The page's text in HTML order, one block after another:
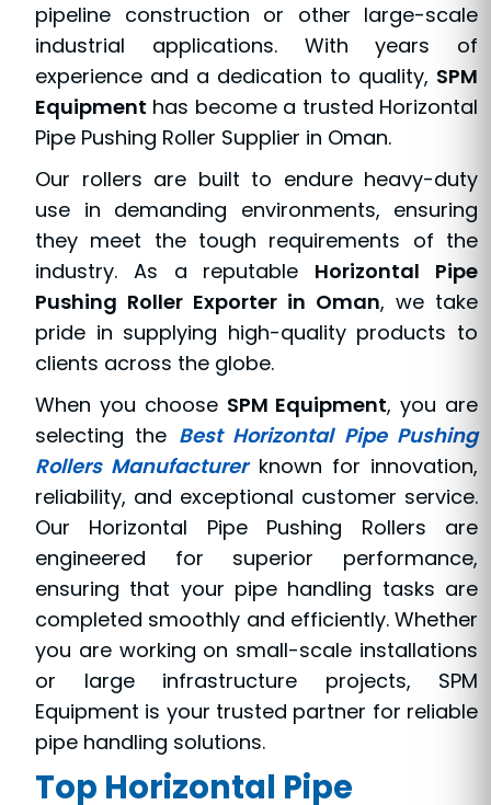
pipeline construction or other large-scale
industrial applications. With years of
experience and a dedication to quality, SPM
Equipment has become a trusted Horizontal
Pipe Pushing Roller Supplier in Oman.
Our rollers are built to endure heavy-duty
use in demanding environments, ensuring
they meet the tough requirements of the
industry. As a reputable Horizontal Pipe
Pushing Roller Exporter in Oman, we take
pride in supplying high-quality products to
clients across the globe.
When you choose SPM Equipment, you are
selecting the Best Horizontal Pipe Pushing
Rollers Manufacturerknown for innovation,
reliability, and exceptional customer service.
Our Horizontal Pipe Pushing Rollers are
engineered for superior performance,
ensuring that your pipe handling tasks are
completed smoothly and efficiently. Whether
you are working on small-scale installations
or large infrastructure projects, SPM
Equipment is your trusted partner for reliable
pipe handling solutions.
Top Horizontal Pipe